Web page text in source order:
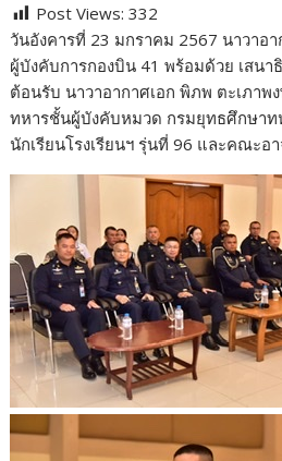
e
b
o
o
k
itt
er
d
di
t
e g
g
er r
Post Views: 332
วันอังคารที่ 23 มกราคม 2567 นาวาอ
ผู้บังคับการกองบิน 41 พร้อมด้วย เสนา
ต้อนรับ นาวาอากาศเอก พิภพ ตะเภาพ
ทหารชั้นผู้บังคับหมวด กรมยุทธศึกษาท
นักเรียนโรงเรียนฯ รุ่นที่ 96 และคณะอ